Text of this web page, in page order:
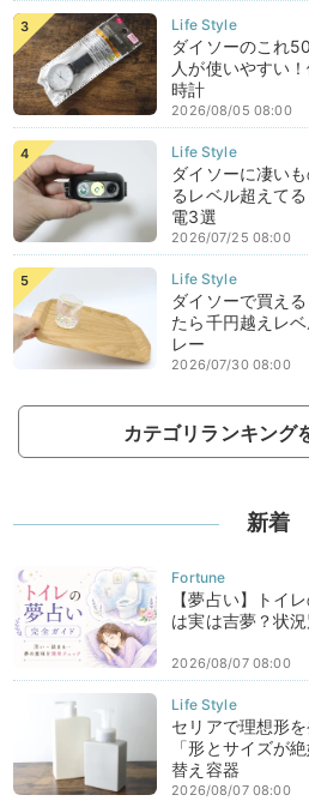
ダイソーのこれ
人が使いやすい
時計
2026/08/05 08:00
ダイソーに凄い
るレベル超えて
電3選
2026/07/25 08:00
ダイソーで買え
たら千円越えレ
レー
2026/07/30 08:00
カテゴリランキング
新着
【夢占い】トイ
は実は吉夢？状
2026/08/07 08:00
セリアで理想形
「形とサイズが
替え容器
2026/08/07 08:00